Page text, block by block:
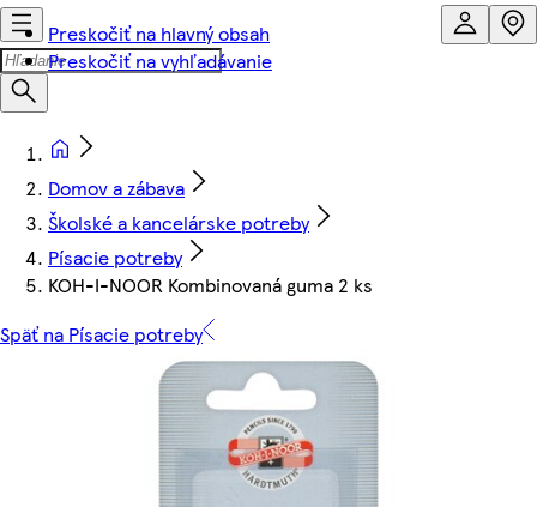
Preskočiť na hlavný obsah
Preskočiť na vyhľadávanie
Domov a zábava
Školské a kancelárske potreby
Písacie potreby
KOH-I-NOOR Kombinovaná guma 2 ks
Späť na Písacie potreby